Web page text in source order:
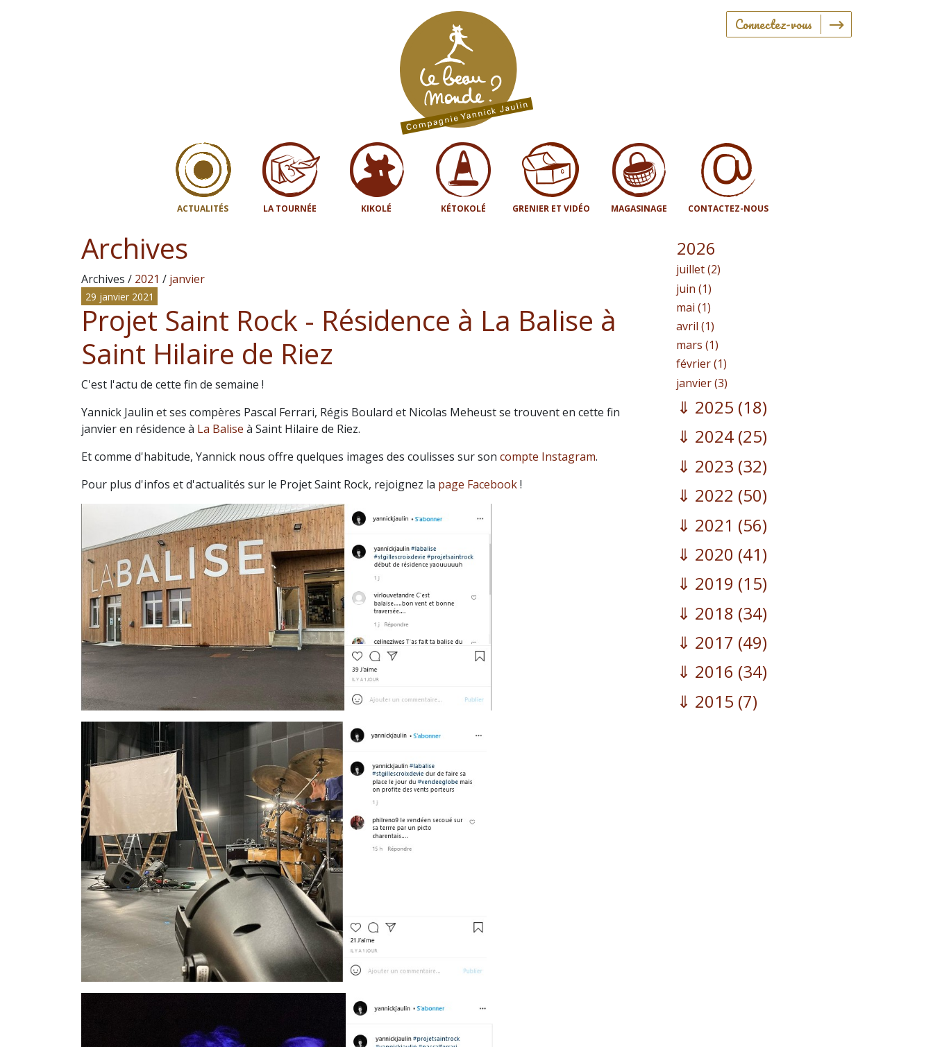
Connectez-vous
ACTUALITÉS LA TOURNÉE KIKOLÉ KÉTOKOLÉ GRENIER ET VIDÉO MAGASINAGE CONTACTEZ-NOUS
Archives
Archives / 2021 / janvier
29 janvier 2021
Projet Saint Rock - Résidence à La Balise à
Saint Hilaire de Riez
C'est l'actu de cette fin de semaine !
Yannick Jaulin et ses compères Pascal Ferrari, Régis Boulard et Nicolas Meheust se trouvent en cette fin
janvier en résidence à La Balise à Saint Hilaire de Riez.
Et comme d'habitude, Yannick nous offre quelques images des coulisses sur son compte Instagram.
Pour plus d'infos et d'actualités sur le Projet Saint Rock, rejoignez la page Facebook!
2026
juillet (2)
juin (1)
mai (1)
avril (1)
mars (1)
février (1)
janvier (3)
2025 (18)
2024 (25)
2023 (32)
2022 (50)
2021 (56)
2020 (41)
2019 (15)
2018 (34)
2017 (49)
2016 (34)
2015 (7)